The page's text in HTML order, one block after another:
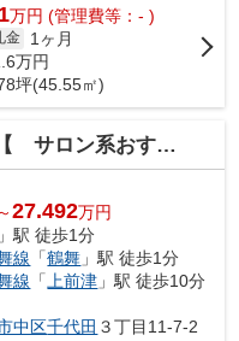
万円 (管理費等：- )
金 1ヶ月
万円
坪(45.55㎡)
ロン系おすすめ 】
27.492万円
」駅 徒歩1分
線 「鶴舞 」駅 徒歩1分
線 「上前津 」駅 徒歩10分
中区千代田 ３丁目11-7-2